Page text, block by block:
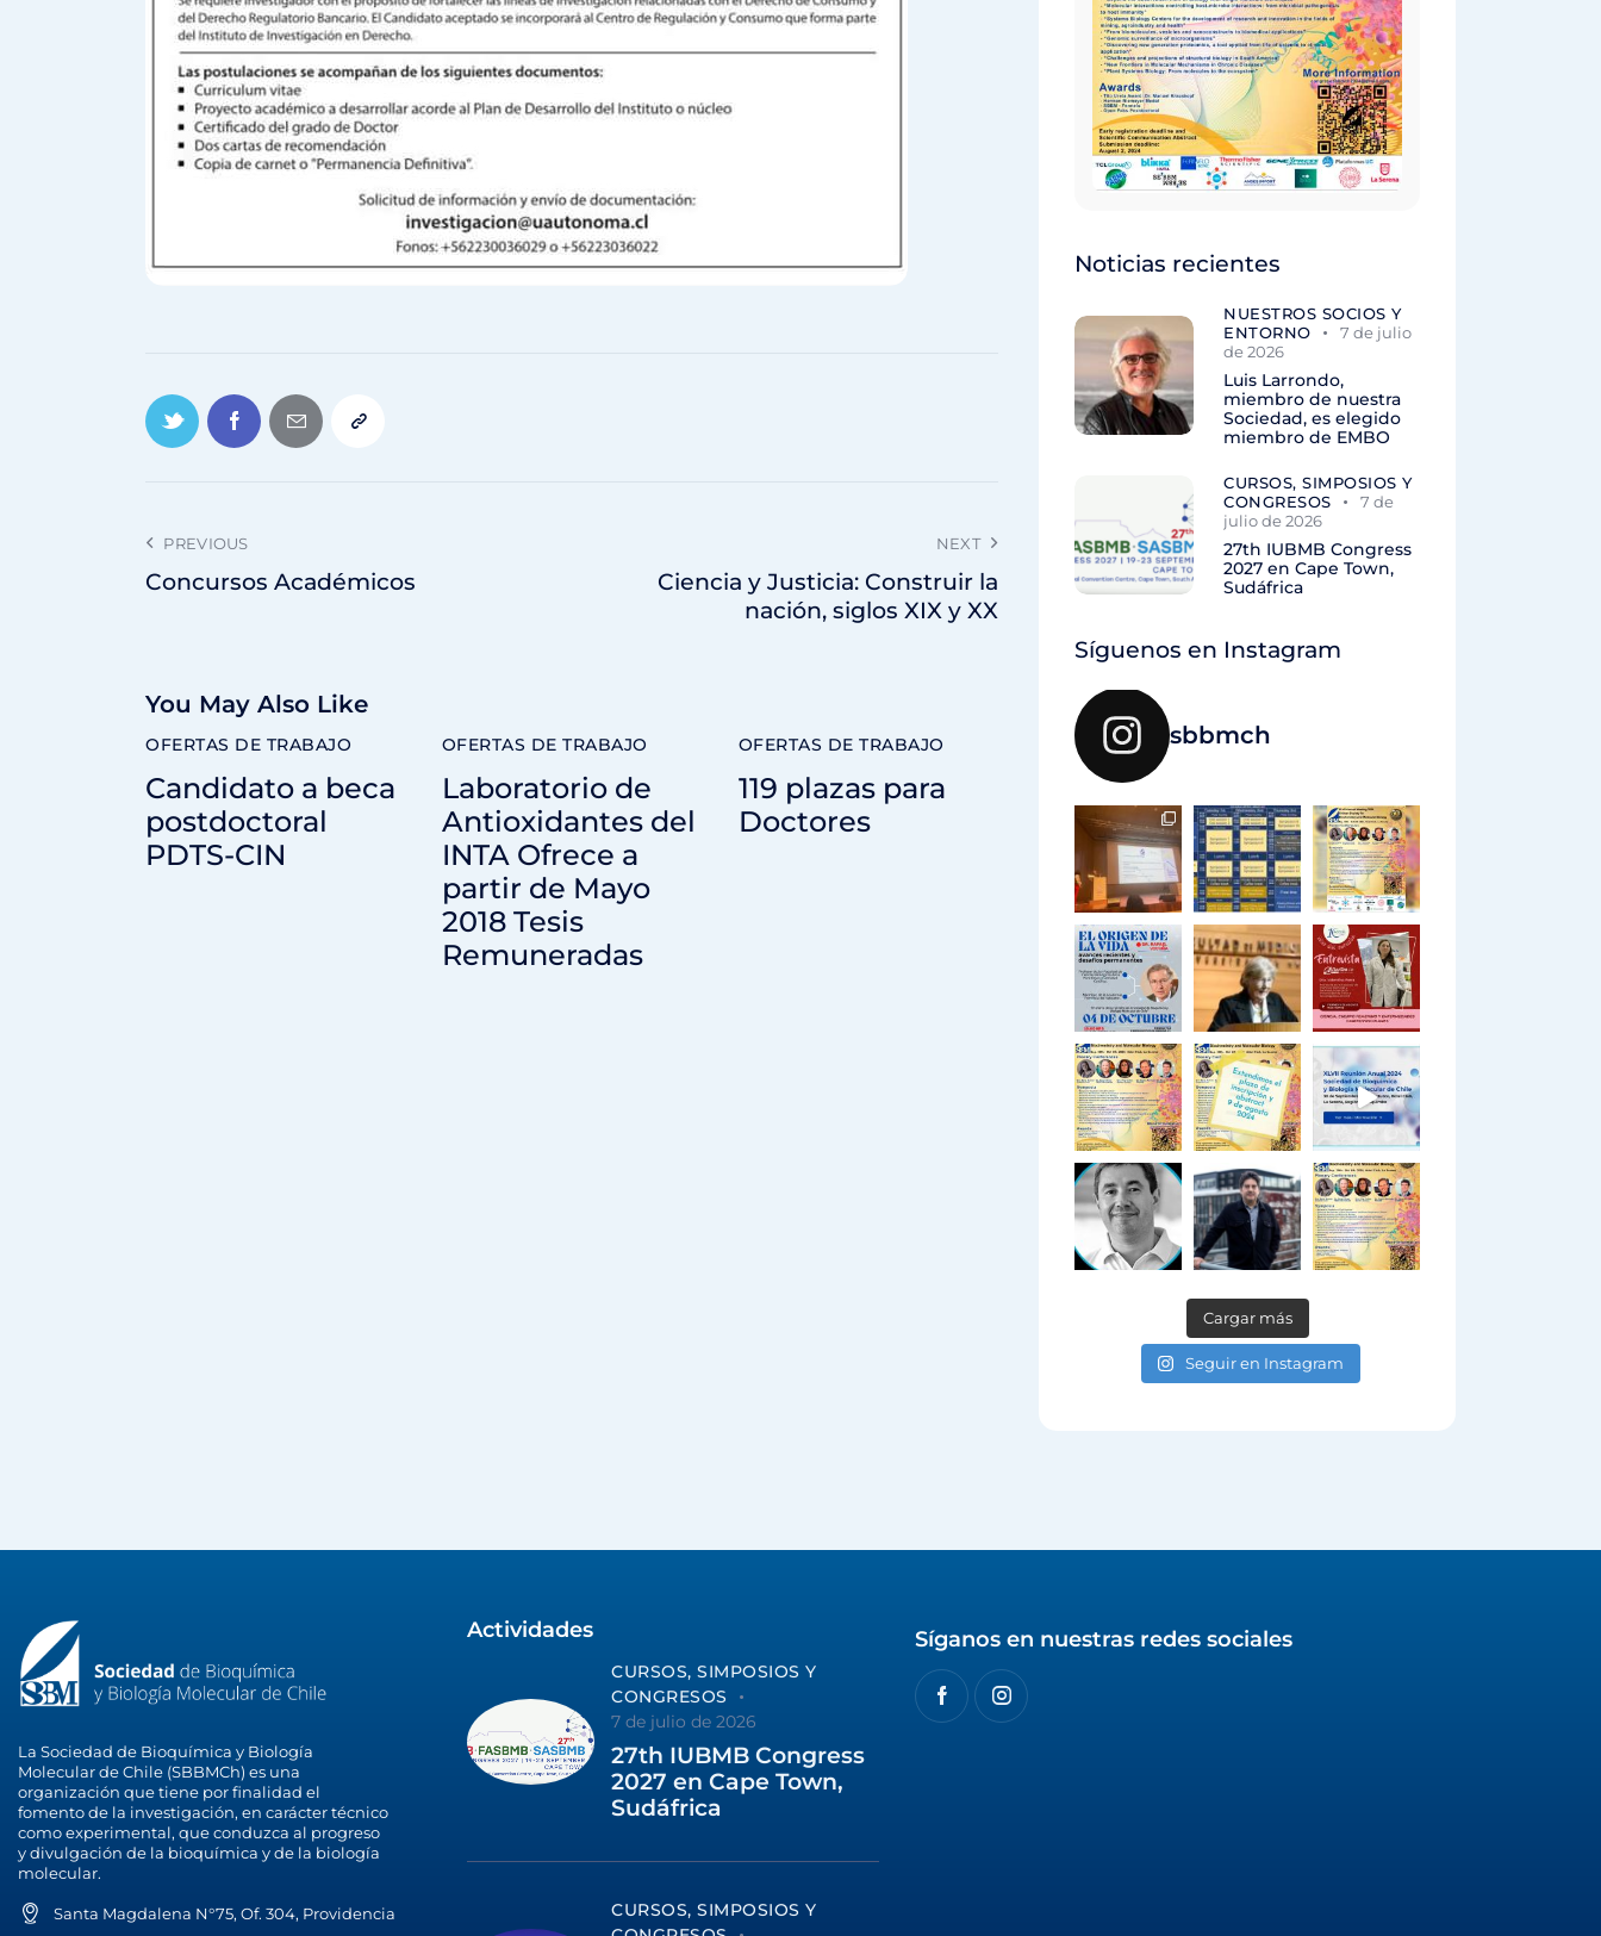
PREVIOUS
Concursos Académicos
NEXT
Ciencia y Justicia: Construir la
nación, siglos XIX y XX
You May Also Like
OFERTAS DE TRABAJO
Candidato a beca
postdoctoral
PDTS-CIN
OFERTAS DE TRABAJO
Laboratorio de
Antioxidantes del
INTA Ofrece a
partir de Mayo
2018 Tesis
Remuneradas
OFERTAS DE TRABAJO
119 plazas para
Doctores
Noticias recientes
NUESTROS SOCIOS Y
ENTORNO
7 de julio
de 2026
Luis Larrondo,
miembro de nuestra
Sociedad, es elegido
miembro de EMBO
CURSOS, SIMPOSIOS Y
CONGRESOS
7 de
julio de 2026
27th IUBMB Congress
2027 en Cape Town,
Sudáfrica
Síguenos en Instagram
sbbmch
Cargar más
Seguir en Instagram
La Sociedad de Bioquímica y Biología
Molecular de Chile (SBBMCh) es una
organización que tiene por finalidad el
fomento de la investigación, en carácter técnico
como experimental, que conduzca al progreso
y divulgación de la bioquímica y de la biología
molecular.
Santa Magdalena N°75, Of. 304, Providencia
Actividades
CURSOS, SIMPOSIOS Y
CONGRESOS
7 de julio de 2026
27th IUBMB Congress
2027 en Cape Town,
Sudáfrica
CURSOS, SIMPOSIOS Y
Síganos en nuestras redes sociales